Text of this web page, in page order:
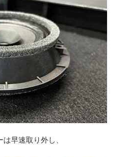
早速取り外し、